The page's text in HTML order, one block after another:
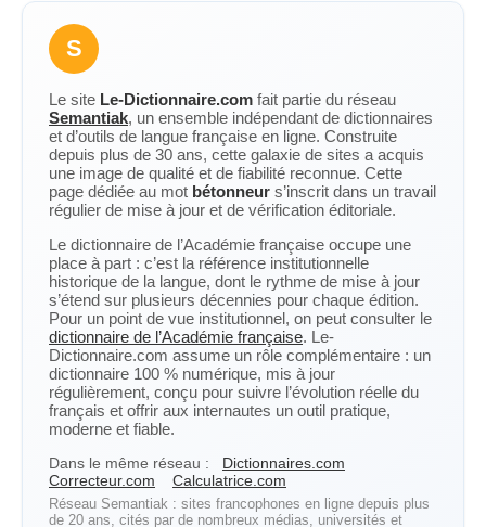
S
Le site Le-Dictionnaire.com fait partie du réseau
Semantiak, un ensemble indépendant de dictionnaires
et d’outils de langue française en ligne. Construite
depuis plus de 30 ans, cette galaxie de sites a acquis
une image de qualité et de fiabilité reconnue. Cette
page dédiée au mot bétonneur s’inscrit dans un travail
régulier de mise à jour et de vérification éditoriale.
Le dictionnaire de l’Académie française occupe une
place à part : c’est la référence institutionnelle
historique de la langue, dont le rythme de mise à jour
s’étend sur plusieurs décennies pour chaque édition.
Pour un point de vue institutionnel, on peut consulter le
dictionnaire de l’Académie française. Le-
Dictionnaire.com assume un rôle complémentaire : un
dictionnaire 100 % numérique, mis à jour
régulièrement, conçu pour suivre l’évolution réelle du
français et offrir aux internautes un outil pratique,
moderne et fiable.
Dans le même réseau :
Dictionnaires.com
Correcteur.com
Calculatrice.com
Réseau Semantiak : sites francophones en ligne depuis plus
de 20 ans, cités par de nombreux médias, universités et